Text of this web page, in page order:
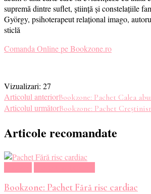
supremă dintre suflet, știință și constelațiile
György, psihoterapeut relațional imago,
sticlă
Comanda Online pe Bookzone.ro
Vizualizari: 27
Navigare
în
articole
Articolul anteriorBookzone: Pachet Calea
Articolul următorBookzone: Pachet
Articole recomandate
Bookzone: Pachet Fără risc cardiac